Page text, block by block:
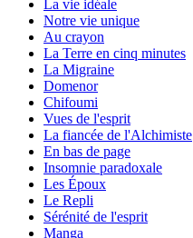
La vie idéale
Notre vie unique
Au crayon
La Terre en cinq minutes
La Migraine
Domenor
Chifoumi
Vues de l'esprit
La fiancée de l'Alchimiste
En bas de page
Insomnie paradoxale
Les Époux
Le Repli
Sérénité de l'esprit
Manga